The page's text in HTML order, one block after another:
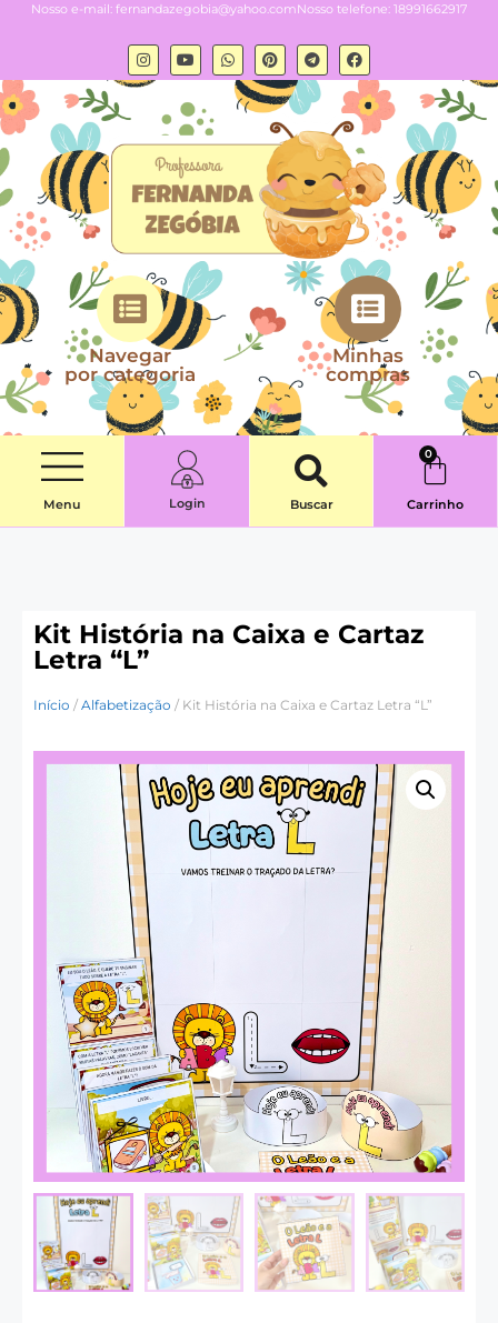
Nosso e-mail: fernandazegobia@yahoo.comNosso telefone: 18991662917
Navegar
por categoria
Minhas
compras
Menu Login Buscar
0
Carrinho
Kit História na Caixa e Cartaz
Letra “L”
Início / Alfabetização / Kit História na Caixa e Cartaz Letra “L”